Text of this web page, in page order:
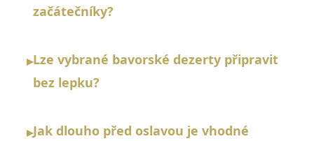
začátečníky?
▸Lze vybrané bavorské dezerty připravit
bez lepku?
▸Jak dlouho před oslavou je vhodné